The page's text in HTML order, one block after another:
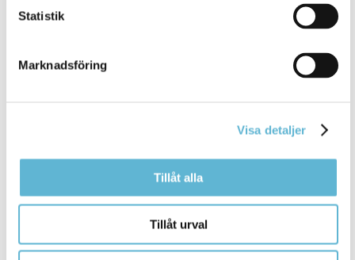
Statistik
Marknadsföring
Visa detaljer
Tillåt alla
Tillåt urval
Besöksadress
Box 18, 295 21 Bromölla
Fax: 0456-82 22 00